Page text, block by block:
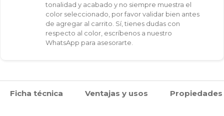
para
Módulo
de
tonalidad y acabado y no siempre muestra el
color seleccionado, por favor validar bien antes
de agregar al carrito. Sí, tienes dudas con
respecto al color, escríbenos a nuestro
WhatsApp para asesorarte.
Ficha técnica Ventajas y usos Propiedades